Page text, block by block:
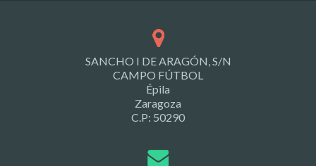
SANCHO I DE ARAGÓN, S/N
CAMPO FÚTBOL
Épila
Zaragoza
C.P: 50290